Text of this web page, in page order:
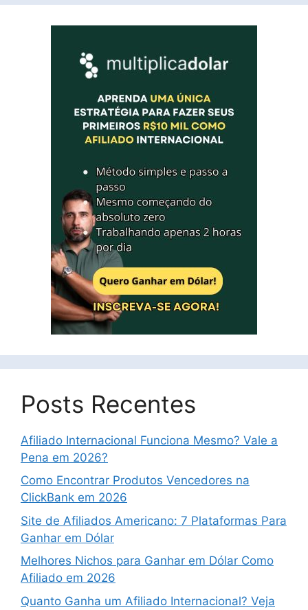
Posts Recentes
Afiliado Internacional Funciona Mesmo? Vale a
Pena em 2026?
Como Encontrar Produtos Vencedores na
ClickBank em 2026
Site de Afiliados Americano: 7 Plataformas Para
Ganhar em Dólar
Melhores Nichos para Ganhar em Dólar Como
Afiliado em 2026
Quanto Ganha um Afiliado Internacional? Veja